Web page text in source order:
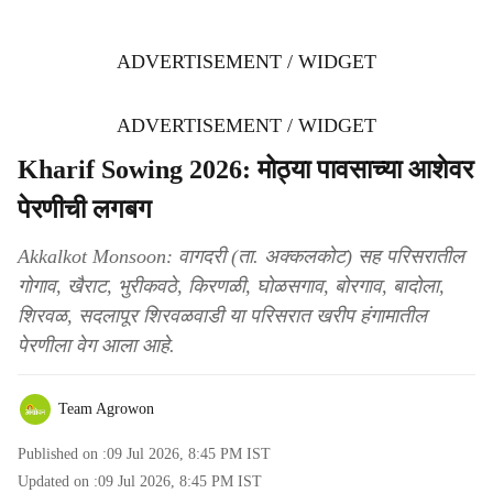
ADVERTISEMENT / WIDGET
ADVERTISEMENT / WIDGET
Kharif Sowing 2026: मोठ्या पावसाच्या आशेवर
पेरणीची लगबग
Akkalkot Monsoon: वागदरी (ता. अक्कलकोट) सह परिसरातील
गोगाव, खैराट, भुरीकवठे, किरणळी, घोळसगाव, बोरगाव, बादोला,
शिरवळ, सदलापूर शिरवळवाडी या परिसरात खरीप हंगामातील
पेरणीला वेग आला आहे.
Team Agrowon
Published on :09 Jul 2026, 8:45 PM IST
Updated on :09 Jul 2026, 8:45 PM IST